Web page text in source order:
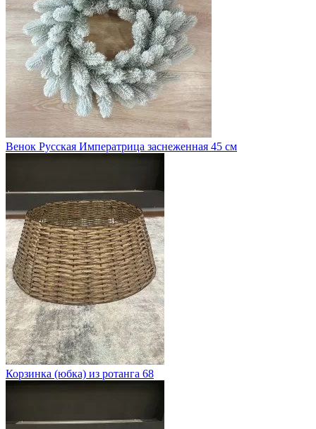
Венок Русская Императрица заснеженная 45 см
Корзинка (юбка) из ротанга 68